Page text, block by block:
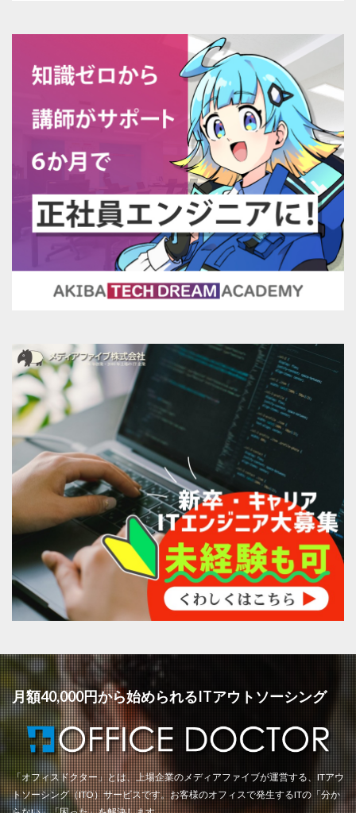
月額40,000円から始められるITアウトソーシング
「オフィスドクター」とは、上場企業のメディアファイブが運営する、ITアウ
トソーシング（ITO）サービスです。お客様のオフィスで発生するITの「分か